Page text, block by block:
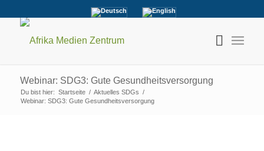
Webinar: SDG3: Gute Gesundheitsversorgung
Du bist hier: Startseite / Aktuelles SDGs /
Webinar: SDG3: Gute Gesundheitsversorgung